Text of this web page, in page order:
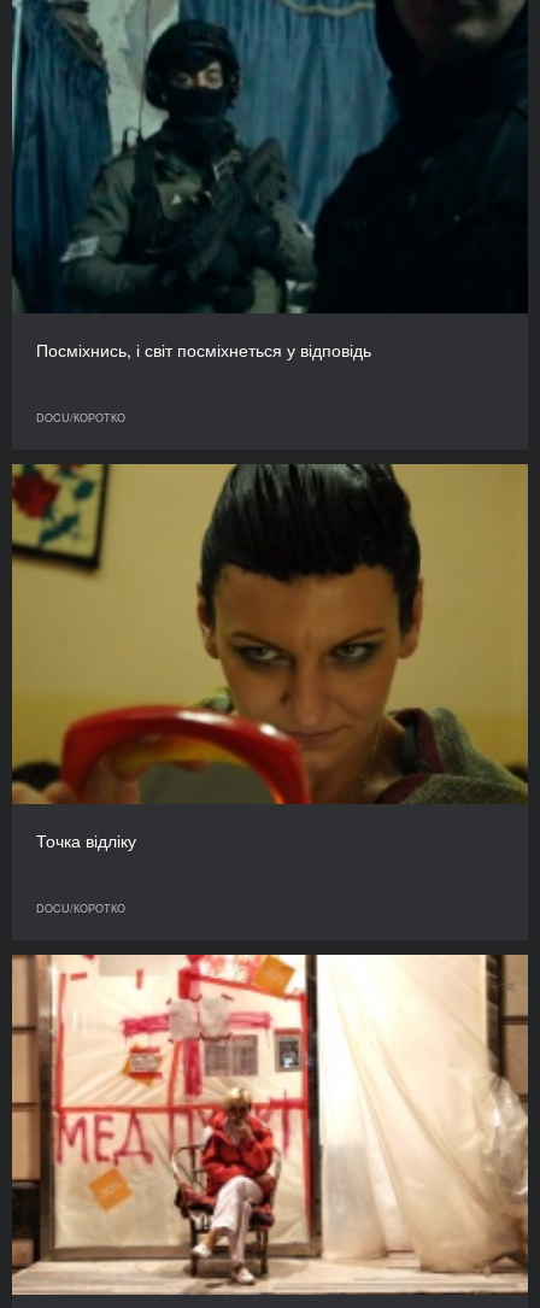
Посміхнись, і світ посміхнеться у відповідь
DOCU/КОРОТКО
Точка відліку
DOCU/КОРОТКО